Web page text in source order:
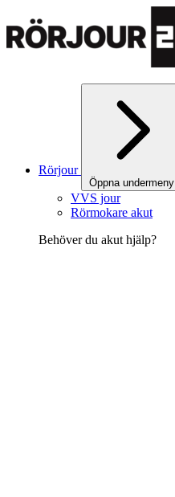
Rörjour
Öppna undermeny
VVS jour
Rörmokare akut
Behöver du akut hjälp?